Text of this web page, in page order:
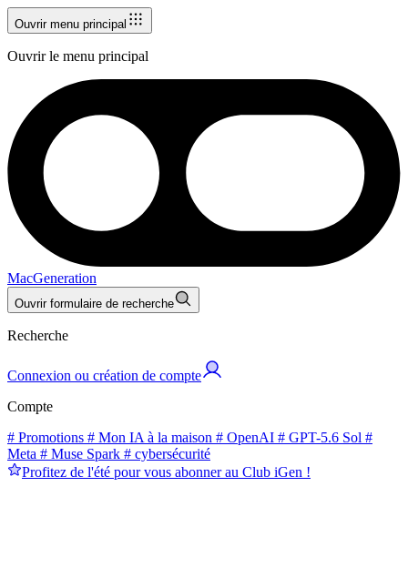
Ouvrir menu principal
Ouvrir le menu principal
MacGeneration
Ouvrir formulaire de recherche
Recherche
Connexion ou création de compte
Compte
# Promotions # Mon IA à la maison # OpenAI # GPT-5.6 Sol #
Meta # Muse Spark # cybersécurité
Profitez de l'été pour vous abonner au Club iGen !